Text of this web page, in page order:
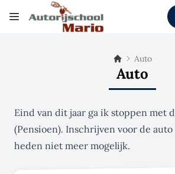
Auto
Auto
Eind van dit jaar ga ik stoppen met
(Pensioen). Inschrijven voor de
heden niet meer mogelijk.